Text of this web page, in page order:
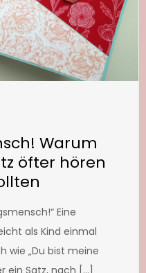
Warum
öfter hören
Eine
als Kind einmal
wie „Du bist meine